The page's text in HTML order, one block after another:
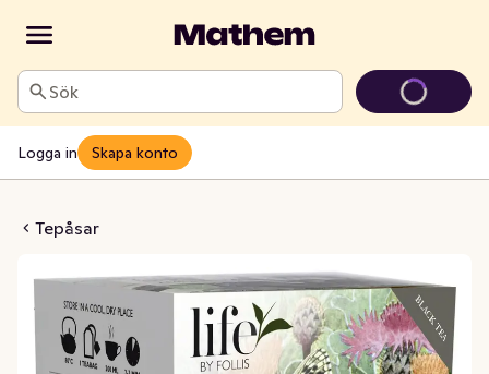
Sök
Logga in Skapa konto
TepåsarEKO/Fairtrade